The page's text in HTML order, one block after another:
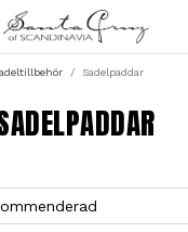
/ Sadelpaddar